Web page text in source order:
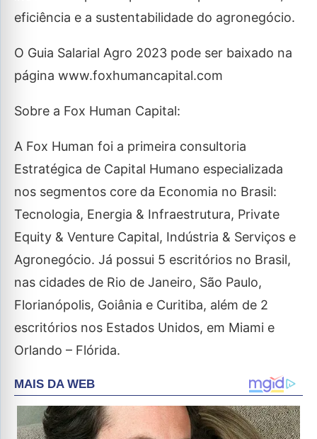
eficiência e a sustentabilidade do agronegócio.
O Guia Salarial Agro 2023 pode ser baixado na
página www.foxhumancapital.com
Sobre a Fox Human Capital:
A Fox Human foi a primeira consultoria
Estratégica de Capital Humano especializada
nos segmentos core da Economia no Brasil:
Tecnologia, Energia & Infraestrutura, Private
Equity & Venture Capital, Indústria & Serviços e
Agronegócio. Já possui 5 escritórios no Brasil,
nas cidades de Rio de Janeiro, São Paulo,
Florianópolis, Goiânia e Curitiba, além de 2
escritórios nos Estados Unidos, em Miami e
Orlando – Flórida.